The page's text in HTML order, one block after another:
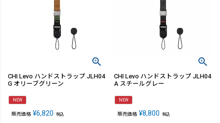
CHI Levo ハンドストラップ JLH04
G オリーブグリーン
NEW
販売価格 ¥6,820 税込
CHI Levo ハンドストラップ JLH04
A スチールグレー
NEW
販売価格 ¥8,800 税込